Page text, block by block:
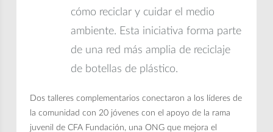
cómo reciclar y cuidar el medio
ambiente. Esta iniciativa forma parte
de una red más amplia de reciclaje
de botellas de plástico.
Dos talleres complementarios conectaron a los líderes de
la comunidad con 20 jóvenes con el apoyo de la rama
juvenil de CFA Fundación, una ONG que mejora el